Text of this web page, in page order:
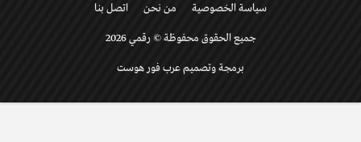
سياسة الخصوصية من نحن اتصل بنا
جميع الحقوق محفوظة © رقمي 2026
برمجة وتصميم عرب فور هوست